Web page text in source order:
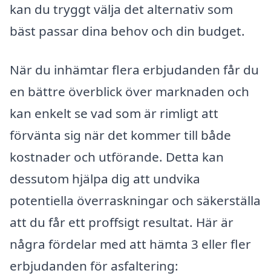
kan du tryggt välja det alternativ som
bäst passar dina behov och din budget.
När du inhämtar flera erbjudanden får du
en bättre överblick över marknaden och
kan enkelt se vad som är rimligt att
förvänta sig när det kommer till både
kostnader och utförande. Detta kan
dessutom hjälpa dig att undvika
potentiella överraskningar och säkerställa
att du får ett proffsigt resultat. Här är
några fördelar med att hämta 3 eller fler
erbjudanden för asfaltering: